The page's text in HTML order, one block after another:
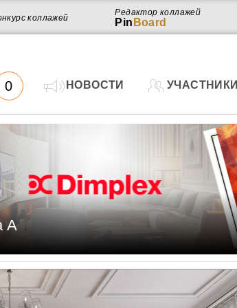
Редактор коллажей
Pin Board
коллажей
0 НОВОСТИ УЧАСТНИКИ
A